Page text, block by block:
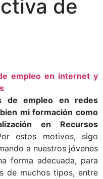
de
de empleo en redes
mi formación como
en Recursos
estos motivos, sigo
a nuestros jóvenes
forma adecuada, para
de muchos tipos, entre